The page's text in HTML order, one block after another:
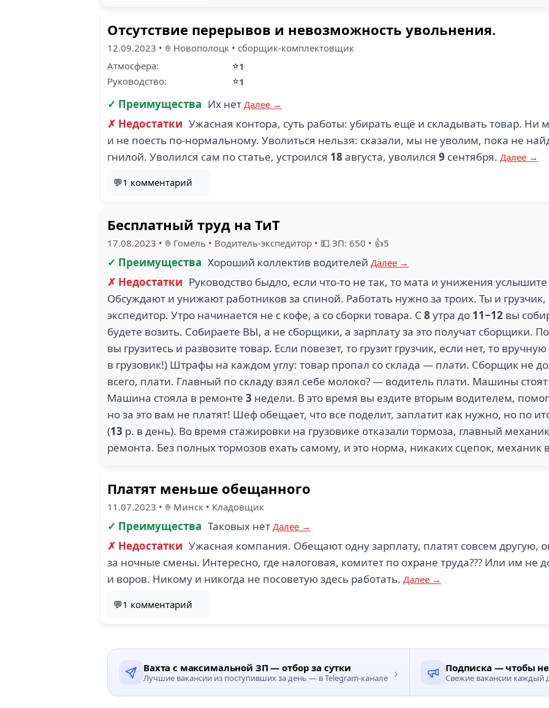
Отсутствие перерывов и невозможность увольнения.
12.09.2023 • Новополоцк • сборщик-комплектовщик
Атмосфера:
⭐1
Руководство:
⭐1
✓ Преимущества Их нет Далее →
✗ Недостатки Ужасная контора, суть работы: убирать ещё и складывать товар. Ни
и не поесть по-нормальному. Уволиться нельзя: сказали, мы не уволим, пока не
гнилой. Уволился сам по статье, устроился 18 августа, уволился 9 сентября. Далее →
💬1 комментарий
Бесплатный труд на ТиТ
17.08.2023 • Гомель • Водитель-экспедитор • 💵 ЗП: 650 • 👍5
✓ Преимущества Хороший коллектив водителей Далее →
✗ Недостатки Руководство быдло, если что-то не так, то мата и унижения
Обсуждают и унижают работников за спиной. Работать нужно за троих. Ты и
экспедитор. Утро начинается не с кофе, а со сборки товара. С 8 утра до 11−12 вы
будете возить. Собираете ВЫ, а не сборщики, а зарплату за это получат сборщики.
вы грузитесь и развозите товар. Если повезет, то грузит грузчик, если нет, то
в грузовик!) Штрафы на каждом углу: товар пропал со склада — плати. Сборщик не
всего, плати. Главный по складу взял себе молоко? — водитель плати. Машины
Машина стояла в ремонте 3 недели. В это время вы ездите вторым водителем,
но за это вам не платят! Шеф обещает, что все поделит, заплатит как нужно, но по
(13 р. в день). Во время стажировки на грузовике отказали тормоза, главный
ремонта. Без полных тормозов ехать самому, и это норма, никаких сцепок, механик
Платят меньше обещанного
11.07.2023 • Минск • Кладовщик
✓ Преимущества Таковых нет Далее →
✗ Недостатки Ужасная компания. Обещают одну зарплату, платят совсем другую,
за ночные смены. Интересно, где налоговая, комитет по охране труда??? Или им
и воров. Никому и никогда не посоветую здесь работать. Далее →
💬1 комментарий
Вахта с максимальной ЗП — отбор за сутки
Лучшие вакансии из поступивших за день — в Telegram-канале › Подписка — чтобы
Свежие вакансии каждый